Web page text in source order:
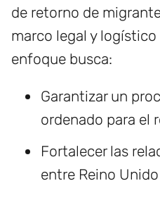
de retorno de
marco legal y logístico
enfoque busca:
Garantizar un
ordenado para el
Fortalecer las
entre Reino Unido